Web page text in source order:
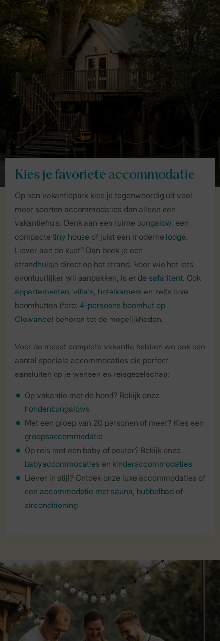
Kies je favoriete accommodatie
Op een vakantiepark kies je tegenwoordig uit veel
meer soorten accommodaties dan alleen een
vakantiehuis. Denk aan een ruime bungalow, een
compacte tiny house of juist een moderne lodge.
Liever aan de kust? Dan boek je een
strandhuisje direct op het strand. Voor wie het iets
avontuurlijker wil aanpakken, is er de safaritent. Ook
appartementen, villa's, hotelkamers en zelfs luxe
boomhutten (foto: 4-persoons boomhut op
Clowance) behoren tot de mogelijkheden.
Voor de meest complete vakantie hebben we ook een
aantal speciale accommodaties die perfect
aansluiten op je wensen en reisgezelschap:
Op vakantie met de hond? Bekijk onze
hondenbungalows
Met een groep van 20 personen of meer? Kies een
groepsaccommodatie
Op reis met een baby of peuter? Bekijk onze
babyaccommodaties en kinderaccommodaties
Liever in stijl? Ontdek onze luxe accommodaties of
een accommodatie met sauna, bubbelbad of
airconditioning